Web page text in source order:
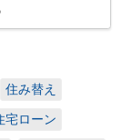
住み替え
宅ローン